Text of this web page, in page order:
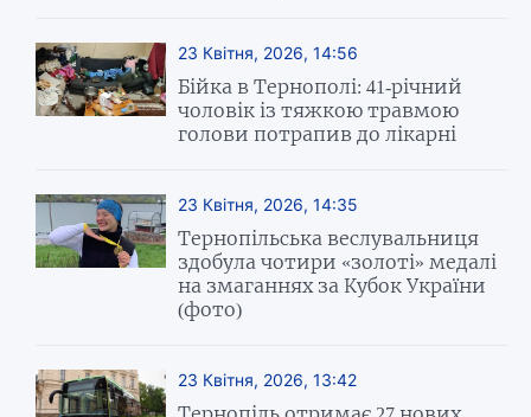
23 Квітня, 2026, 14:56
Бійка в Тернополі: 41-річний
чоловік із тяжкою травмою
голови потрапив до лікарні
23 Квітня, 2026, 14:35
Тернопільська веслувальниця
здобула чотири «золоті» медалі
на змаганнях за Кубок України
(фото)
23 Квітня, 2026, 13:42